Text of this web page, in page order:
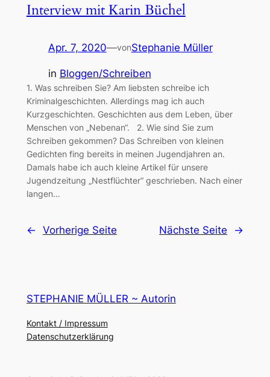
Interview mit Karin Büchel
Apr. 7, 2020—vonStephanie Müller
in Bloggen/Schreiben
1. Was schreiben Sie? Am liebsten schreibe ich
Kriminalgeschichten. Allerdings mag ich auch
Kurzgeschichten. Geschichten aus dem Leben, über
Menschen von „Nebenan“. 2. Wie sind Sie zum
Schreiben gekommen? Das Schreiben von kleinen
Gedichten fing bereits in meinen Jugendjahren an.
Damals habe ich auch kleine Artikel für unsere
Jugendzeitung „Nestflüchter“ geschrieben. Nach einer
langen…
← Vorherige Seite Nächste Seite →
STEPHANIE MÜLLER ~ Autorin
Kontakt / Impressum
Datenschutzerklärung